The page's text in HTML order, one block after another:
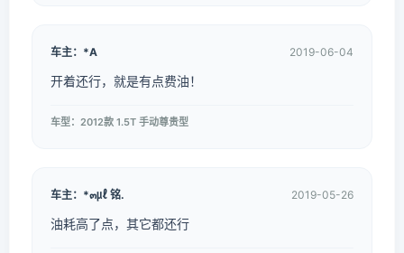
车主：*A 2019-06-04
开着还行，就是有点费油！
车型：2012款 1.5T 手动尊贵型
车主：*๓㎕ 铭. 2019-05-26
油耗高了点，其它都还行